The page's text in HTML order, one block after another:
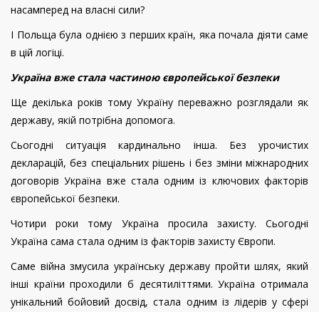
насамперед на власні сили?
І Польща була однією з перших країн, яка почала діяти саме
в цій логіці.
Україна вже стала частиною європейської безпеки
Ще декілька років тому Україну переважно розглядали як
державу, якій потрібна допомога.
Сьогодні ситуація кардинально інша. Без урочистих
декларацій, без спеціальних рішень і без зміни міжнародних
договорів Україна вже стала одним із ключових факторів
європейської безпеки.
Чотири роки тому Україна просила захисту. Сьогодні
Україна сама стала одним із факторів захисту Європи.
Саме війна змусила українську державу пройти шлях, який
інші країни проходили б десятиліттями. Україна отримала
унікальний бойовий досвід, стала одним із лідерів у сфері